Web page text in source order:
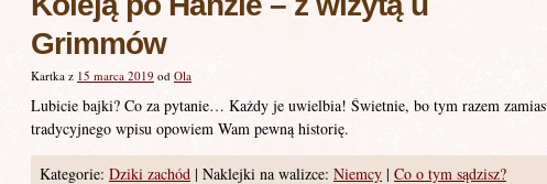
Grimmów
Kartka z 15 marca 2019 od Ola
Lubicie bajki? Co za pytanie… Każdy je uwielbia! Świetnie, bo tym razem
tradycyjnego wpisu opowiem Wam pewną historię.
Kategorie: Dziki zachód | Naklejki na walizce: Niemcy | Co o tym sądzisz?